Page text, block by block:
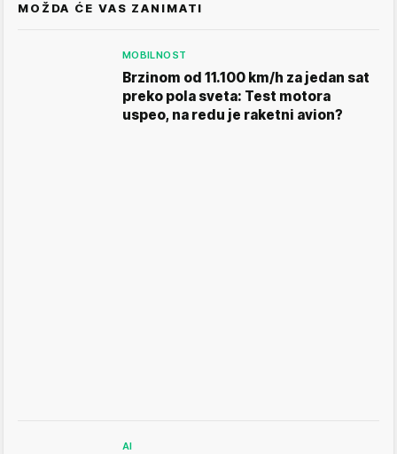
MOŽDA ĆE VAS ZANIMATI
MOBILNOST
Brzinom od 11.100 km/h za jedan sat
preko pola sveta: Test motora
uspeo, na redu je raketni avion?
AI